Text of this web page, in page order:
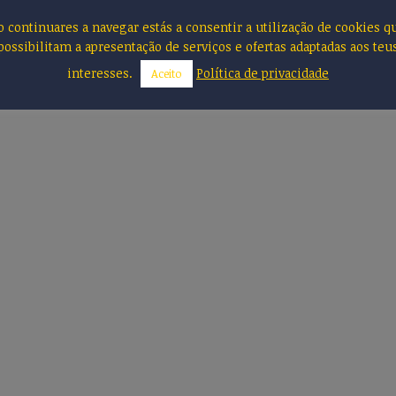
continuares a navegar estás a consentir a utilização de cookies
a apresentação de serviços e ofertas adaptadas aos
interesses.
Aceito Política de privacidade